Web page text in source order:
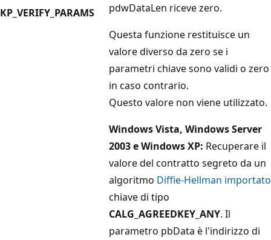
KP_VERIFY_PARAMS
pdwDataLen riceve zero.
Questa funzione restituisce un
valore diverso da zero se i
parametri chiave sono validi o zero
in caso contrario.
Questo valore non viene utilizzato.
Windows Vista, Windows Server
2003 e Windows XP: Recuperare il
valore del contratto segreto da un
algoritmo Diffie-Hellman importato
chiave di tipo
CALG_AGREEDKEY_ANY. Il
parametro pbData è l'indirizzo di